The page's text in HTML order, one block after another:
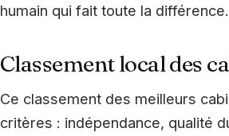
humain qui fait toute la différence.
Classement local des
Ce classement des meilleurs
critères : indépendance, qualité